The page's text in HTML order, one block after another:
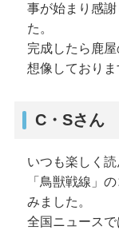
事が始まり感
た。
完成したら鹿
想像しておりま
C・Sさん
いつも楽しく読
「鳥獣戦線」
みました。
全国ニュース